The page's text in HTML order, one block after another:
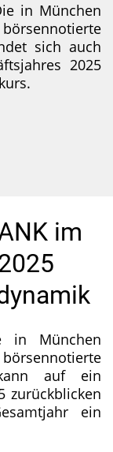
in München
sich auch
2025
im
in München
kann auf ein
zurückblicken
ein